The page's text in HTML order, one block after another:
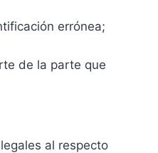
errónea;
de la parte que
al respecto